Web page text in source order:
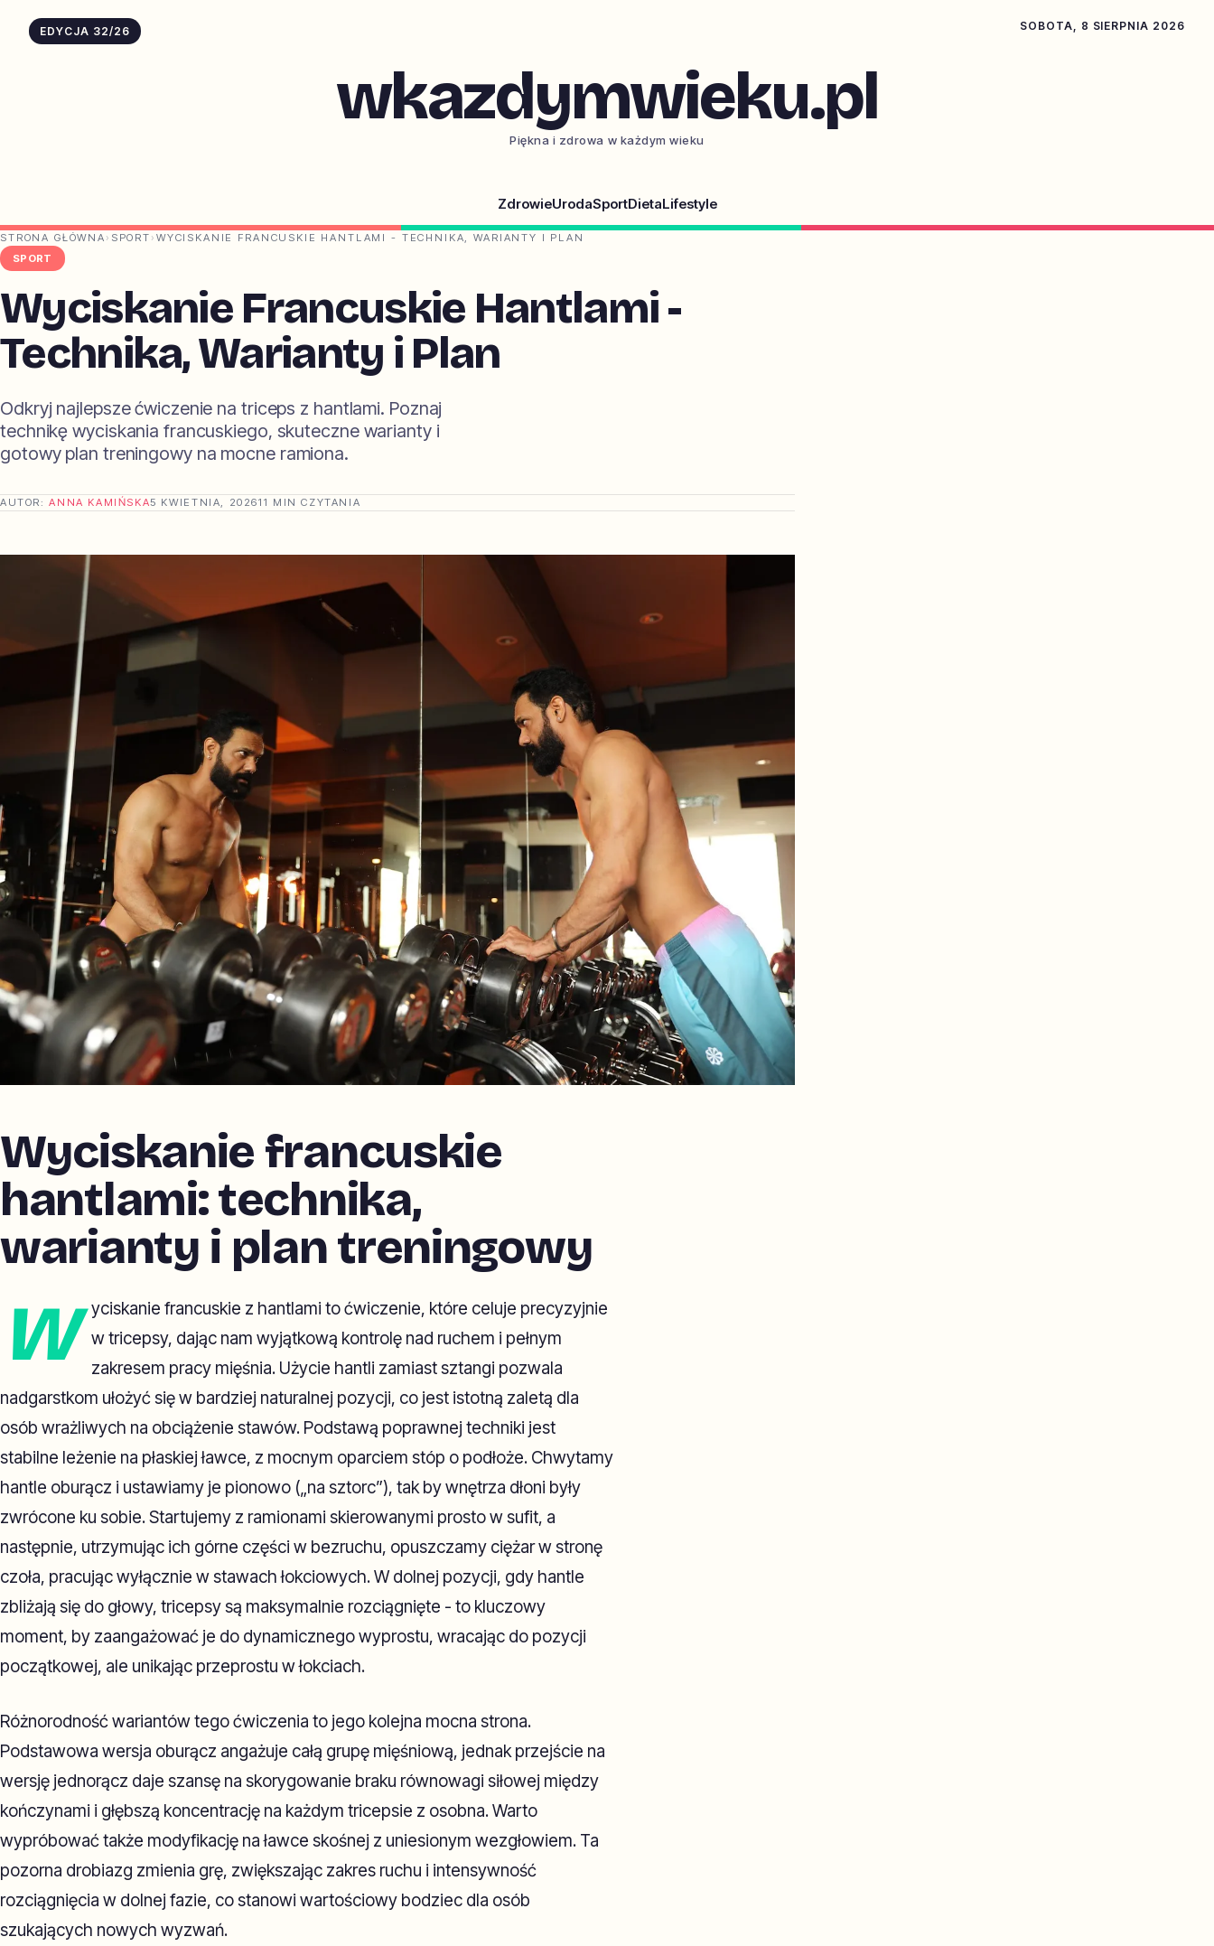
EDYCJA 32/26 SOBOTA, 8 SIERPNIA 2026
wkazdymwieku.pl
Piękna i zdrowa w każdym wieku
ZdrowieUrodaSportDietaLifestyle
STRONA GŁÓWNA › SPORT › WYCISKANIE FRANCUSKIE HANTLAMI - TECHNIKA, WARIANTY I PLAN
SPORT
Wyciskanie Francuskie Hantlami -
Technika, Warianty i Plan
Odkryj najlepsze ćwiczenie na triceps z hantlami. Poznaj
technikę wyciskania francuskiego, skuteczne warianty i
gotowy plan treningowy na mocne ramiona.
AUTOR:ANNA KAMIŃSKA5 KWIETNIA, 202611 MIN CZYTANIA
Wyciskanie francuskie
hantlami: technika,
warianty i plan treningowy
W
yciskanie francuskie z hantlami to ćwiczenie, które celuje precyzyjnie
w tricepsy, dając nam wyjątkową kontrolę nad ruchem i pełnym
zakresem pracy mięśnia. Użycie hantli zamiast sztangi pozwala
nadgarstkom ułożyć się w bardziej naturalnej pozycji, co jest istotną zaletą dla
osób wrażliwych na obciążenie stawów. Podstawą poprawnej techniki jest
stabilne leżenie na płaskiej ławce, z mocnym oparciem stóp o podłoże. Chwytamy
hantle oburącz i ustawiamy je pionowo („na sztorc”), tak by wnętrza dłoni były
zwrócone ku sobie. Startujemy z ramionami skierowanymi prosto w sufit, a
następnie, utrzymując ich górne części w bezruchu, opuszczamy ciężar w stronę
czoła, pracując wyłącznie w stawach łokciowych. W dolnej pozycji, gdy hantle
zbliżają się do głowy, tricepsy są maksymalnie rozciągnięte - to kluczowy
moment, by zaangażować je do dynamicznego wyprostu, wracając do pozycji
początkowej, ale unikając przeprostu w łokciach.
Różnorodność wariantów tego ćwiczenia to jego kolejna mocna strona.
Podstawowa wersja oburącz angażuje całą grupę mięśniową, jednak przejście na
wersję jednorącz daje szansę na skorygowanie braku równowagi siłowej między
kończynami i głębszą koncentrację na każdym tricepsie z osobna. Warto
wypróbować także modyfikację na ławce skośnej z uniesionym wezgłowiem. Ta
pozorna drobiazg zmienia grę, zwiększając zakres ruchu i intensywność
rozciągnięcia w dolnej fazie, co stanowi wartościowy bodziec dla osób
szukających nowych wyzwań.